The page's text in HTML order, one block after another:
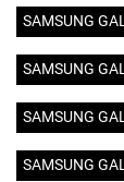
SAMSUNG
SAMSUNG
SAMSUNG
SAMSUNG